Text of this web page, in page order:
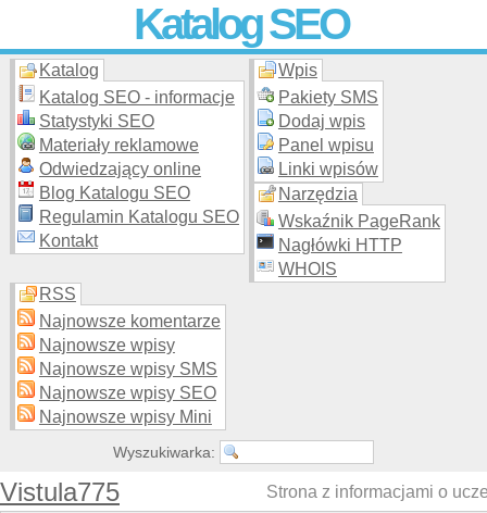
Katalog SEO
Skuteczna i promocja stron WWW –
moderowanego katalogu za darmo!
Katalog
Katalog SEO - informacje
Statystyki SEO
Materiały reklamowe
Odwiedzający online
Blog Katalogu SEO
Regulamin Katalogu SEO
Kontakt
Wpis
Pakiety SMS
Dodaj wpis
Panel wpisu
Linki wpisów
Narzędzia
Wskaźnik PageRank
Nagłówki HTTP
WHOIS
RSS
Najnowsze komentarze
Najnowsze wpisy
Najnowsze wpisy SMS
Najnowsze wpisy SEO
Najnowsze wpisy Mini
Wyszukiwarka:
Vistula775 Strona z informacjami o